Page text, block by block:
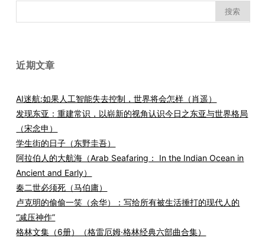
索：
近期文章
AI迷航:如果人工智能失去控制，世界将会怎样（肖遥）
发现东亚：重建常识，以崭新的视角认识今日之东亚与世界格局
（宋念申）
学生街的日子（东野圭吾）
阿拉伯人的大航海（Arab Seafaring： In the Indian Ocean in
Ancient and Early）
秦二世必须死（马伯庸）
卢克明的偷偷一笑（余华）：写给所有被生活捶打的现代人的
“减压神作”
格林文集（6册）（格雷厄姆·格林经典六部曲合集）